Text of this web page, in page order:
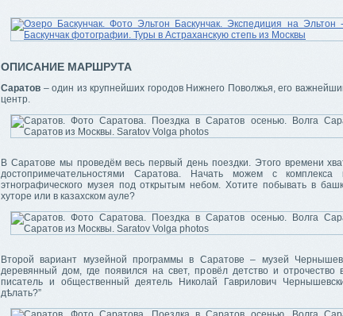
ОПИСАНИЕ МАРШРУТА
Саратов – один из крупнейших городов Нижнего Поволжья, его
центр.
В Саратове мы проведём весь первый день поездки. Этого времени
достопримечательностями Саратова. Начать можем с
этнографического музея под открытым небом. Хотите побывать в
хуторе или в казахском ауле?
Второй вариант музейной программы в Саратове – музей
деревянный дом, где появился на свет, провёл детство и отрочество
писатель и общественный деятель Николай Гаврилович
дѣлать?”